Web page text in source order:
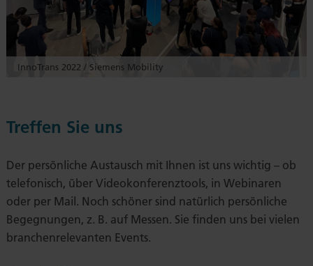
InnoTrans 2022 / Siemens Mobility
Treffen Sie uns
Der persönliche Austausch mit Ihnen ist uns wichtig – ob
telefonisch, über Videokonferenztools, in Webinaren
oder per Mail. Noch schöner sind natürlich persönliche
Begegnungen, z. B. auf Messen. Sie finden uns bei vielen
branchenrelevanten Events.